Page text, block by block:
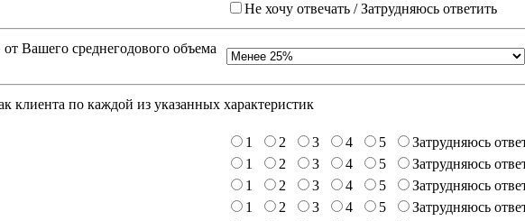
Не хочу отвечать / Затрудняюсь ответить
Вашего среднегодового объема
клиента по каждой из указанных характеристик
1 2 3 4 5
Затрудняюсь
1 2 3 4 5
Затрудняюсь
1 2 3 4 5
Затрудняюсь
1 2 3 4 5
Затрудняюсь